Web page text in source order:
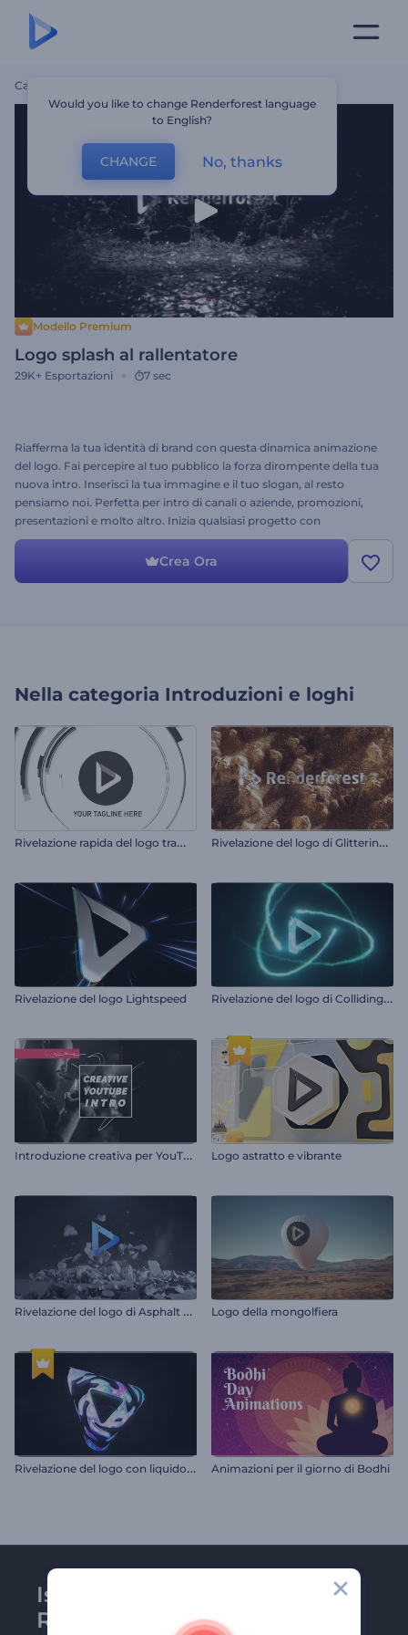
Casa
Modello Premium
Logo splash al rallentatore
29K+ Esportazioni 7 sec
Riafferma la tua identità di brand con questa dinamica animazione
del logo. Fai percepire al tuo pubblico la forza dirompente della tua
nuova intro. Inserisci la tua immagine e il tuo slogan, al resto
pensiamo noi. Perfetta per intro di canali o aziende, promozioni,
presentazioni e molto altro. Inizia qualsiasi progetto con
un'apertura di grande impatto utilizzando il logo con effetto slow
Crea Ora
Nella categoria Introduzioni e loghi
R
ivelazione rapida del logo tramite rotazione R
ivelazione del logo di Glittering Sand
Rivelazione del logo Lightspeed R
ivelazione del logo di Colliding Particles
I
ntroduzione creativa per YouTube Logo astratto e vibrante
R
ivelazione del logo di Asphalt Destruction Logo della mongolfiera
R
ivelazione del logo con liquido iridescente Animazioni per il giorno di Bodhi
Iscriviti alla newsletter di
Renderforest
Would you like to change Renderforest language
to English?
CHANGE No, thanks